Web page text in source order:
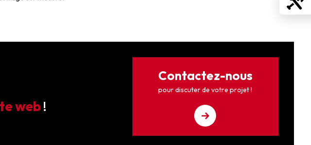
web !
Contactez-nous
pour discuter de votre projet !